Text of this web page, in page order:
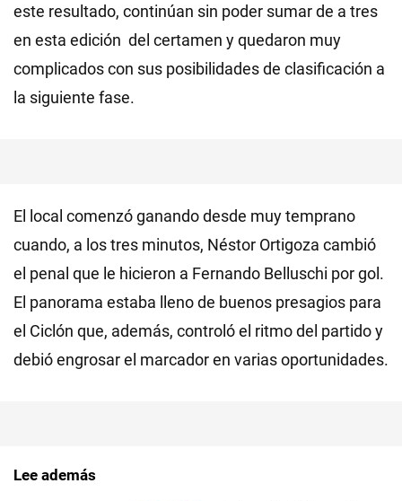
este resultado, continúan sin poder sumar de a tres
en esta edición del certamen y quedaron muy
complicados con sus posibilidades de clasificación a
la siguiente fase.
El local comenzó ganando desde muy temprano
cuando, a los tres minutos, Néstor Ortigoza cambió
el penal que le hicieron a Fernando Belluschi por gol.
El panorama estaba lleno de buenos presagios para
el Ciclón que, además, controló el ritmo del partido y
debió engrosar el marcador en varias oportunidades.
Lee además